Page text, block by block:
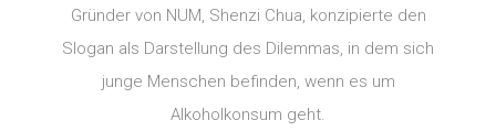
Gründer von NUM, Shenzi Chua, konzipierte den
Slogan als Darstellung des Dilemmas, in dem sich
junge Menschen befinden, wenn es um
Alkoholkonsum geht.